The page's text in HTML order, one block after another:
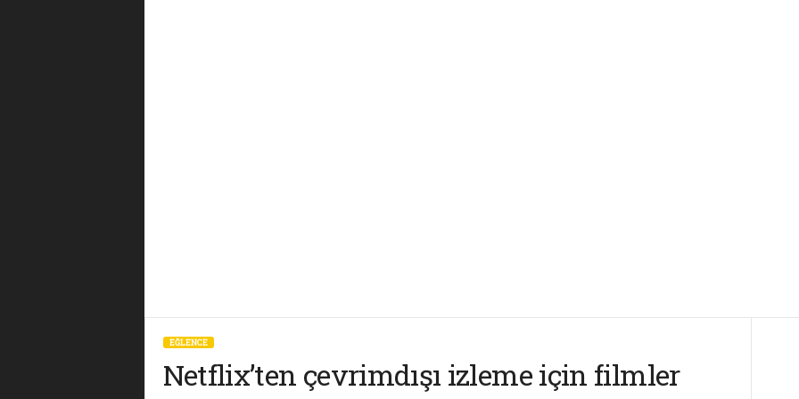
EĞLENCE
Netflix’ten çevrimdışı izleme için filmler